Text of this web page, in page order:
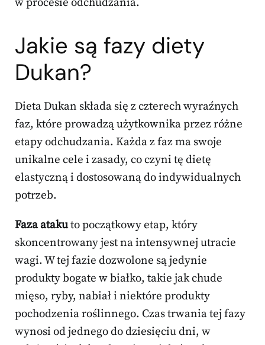
w procesie odchudzania.
Jakie są fazy diety
Dukan?
Dieta Dukan składa się z czterech wyraźnych
faz, które prowadzą użytkownika przez różne
etapy odchudzania. Każda z faz ma swoje
unikalne cele i zasady, co czyni tę dietę
elastyczną i dostosowaną do indywidualnych
potrzeb.
Faza atakuto początkowy etap, który
skoncentrowany jest na intensywnej utracie
wagi. W tej fazie dozwolone są jedynie
produkty bogate w białko, takie jak chude
mięso, ryby, nabiał i niektóre produkty
pochodzenia roślinnego. Czas trwania tej fazy
wynosi od jednego do dziesięciu dni, w